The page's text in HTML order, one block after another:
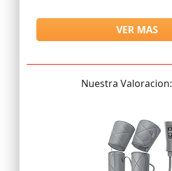
VER MAS
Nuestra Valoracion: